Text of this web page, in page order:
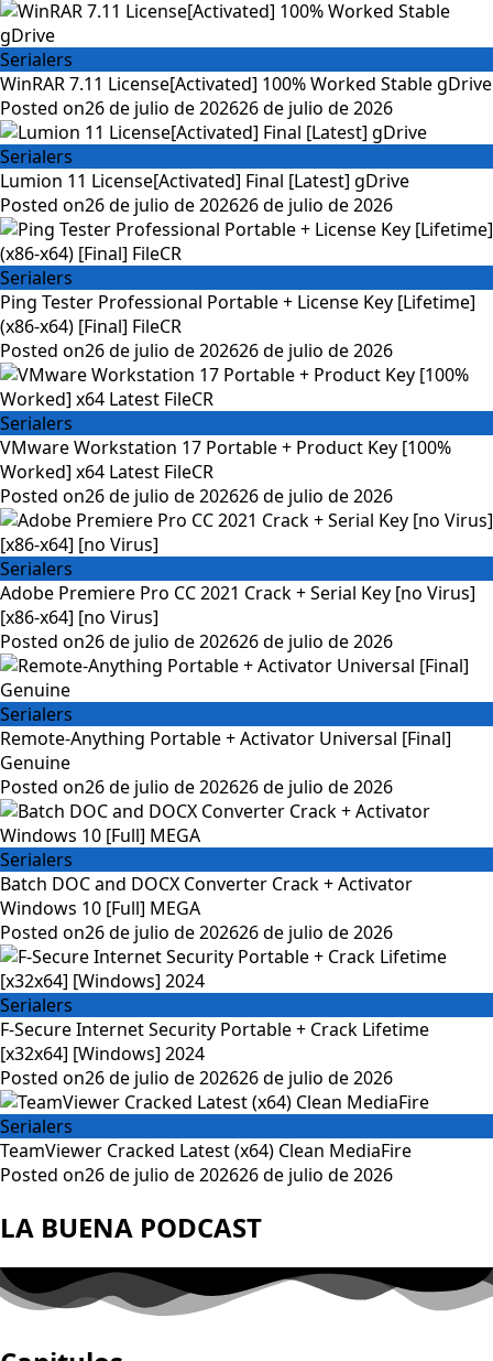
Serialers
WinRAR 7.11 License[Activated] 100% Worked Stable gDrive
Posted on26 de julio de 202626 de julio de 2026
Serialers
Lumion 11 License[Activated] Final [Latest] gDrive
Posted on26 de julio de 202626 de julio de 2026
Serialers
Ping Tester Professional Portable + License Key [Lifetime]
(x86-x64) [Final] FileCR
Posted on26 de julio de 202626 de julio de 2026
Serialers
VMware Workstation 17 Portable + Product Key [100%
Worked] x64 Latest FileCR
Posted on26 de julio de 202626 de julio de 2026
Serialers
Adobe Premiere Pro CC 2021 Crack + Serial Key [no Virus]
[x86-x64] [no Virus]
Posted on26 de julio de 202626 de julio de 2026
Serialers
Remote-Anything Portable + Activator Universal [Final]
Genuine
Posted on26 de julio de 202626 de julio de 2026
Serialers
Batch DOC and DOCX Converter Crack + Activator
Windows 10 [Full] MEGA
Posted on26 de julio de 202626 de julio de 2026
Serialers
F-Secure Internet Security Portable + Crack Lifetime
[x32x64] [Windows] 2024
Posted on26 de julio de 202626 de julio de 2026
Serialers
TeamViewer Cracked Latest (x64) Clean MediaFire
Posted on26 de julio de 202626 de julio de 2026
LA BUENA PODCAST